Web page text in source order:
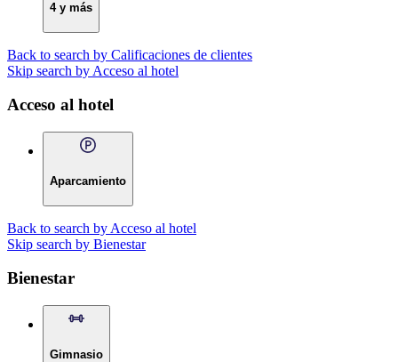
4 y más
Back to search by Calificaciones de clientes
Skip search by Acceso al hotel
Acceso al hotel
Aparcamiento
Back to search by Acceso al hotel
Skip search by Bienestar
Bienestar
Gimnasio